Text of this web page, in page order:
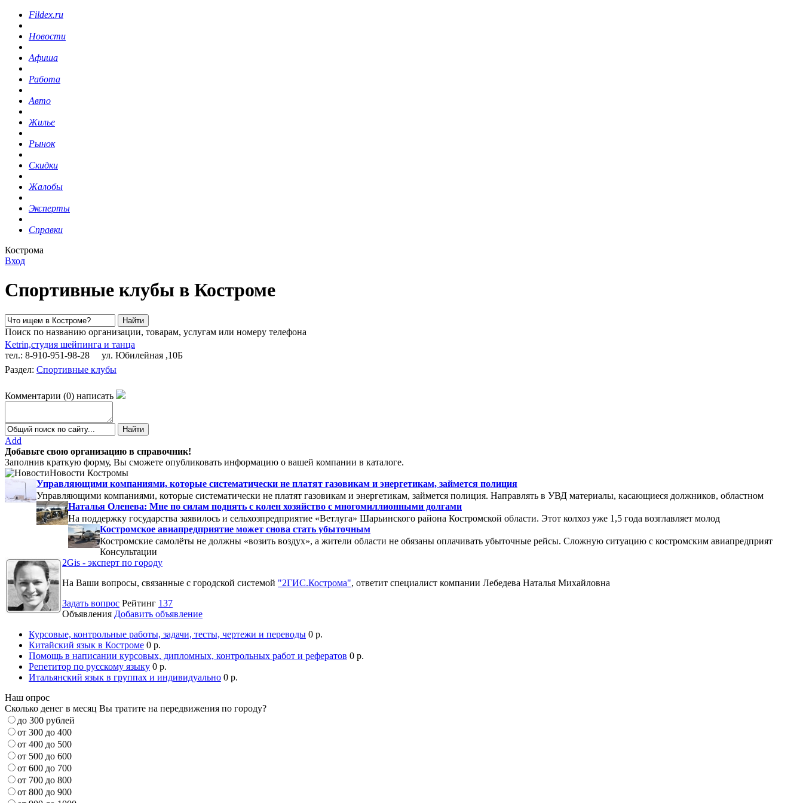
Fildex.ru
Новости
Афиша
Работа
Авто
Жилье
Рынок
Скидки
Жалобы
Эксперты
Справки
Кострома
Вход
Спортивные клубы в Костроме
Поиск по названию организации, товарам, услугам или номеру телефона
Ketrin,студия шейпинга и танца
тел.: 8-910-951-98-28
ул. Юбилейная ,10Б
Раздел: Спортивные клубы
Комментарии (0) написать
Add
Добавьте свою организацию в справочник!
Заполнив краткую форму, Вы сможете опубликовать информацию о вашей компании в каталоге.
Новости Костромы
Управляющими компаниями, которые систематически не платят газовикам и энергетикам, займется полиция
Управляющими компаниями, которые систематически не платят газовикам и энергетикам, займется полиция. Направлять в УВД материалы, касающиеся должников, областном
Наталья Оленева: Мне по силам поднять с колен хозяйство с многомиллионными долгами
На поддержку государства заявилось и сельхозпредприятие «Ветлуга» Шарьинского района Костромской области. Этот колхоз уже 1,5 года возглавляет молод
Костромское авиапредприятие может снова стать убыточным
Костромские самолёты не должны «возить воздух», а жители области не обязаны оплачивать убыточные рейсы. Сложную ситуацию с костромским авиапредприят
Консультации
2Gis - эксперт по городу
На Ваши вопросы, связанные с городской системой "2ГИС.Кострома", ответит специалист компании Лебедева Наталья Михайловна
Задать вопрос Рейтинг 137
Объявления Добавить объявление
Курсовые, контрольные работы, задачи, тесты, чертежи и переводы 0 р.
Китайский язык в Костроме 0 р.
Помощь в написании курсовых, дипломных, контрольных работ и рефератов 0 р.
Репетитор по русскому языку 0 р.
Итальянский язык в группах и индивидуально 0 р.
Наш опрос
Сколько денег в месяц Вы тратите на передвижения по городу?
до 300 рублей
от 300 до 400
от 400 до 500
от 500 до 600
от 600 до 700
от 700 до 800
от 800 до 900